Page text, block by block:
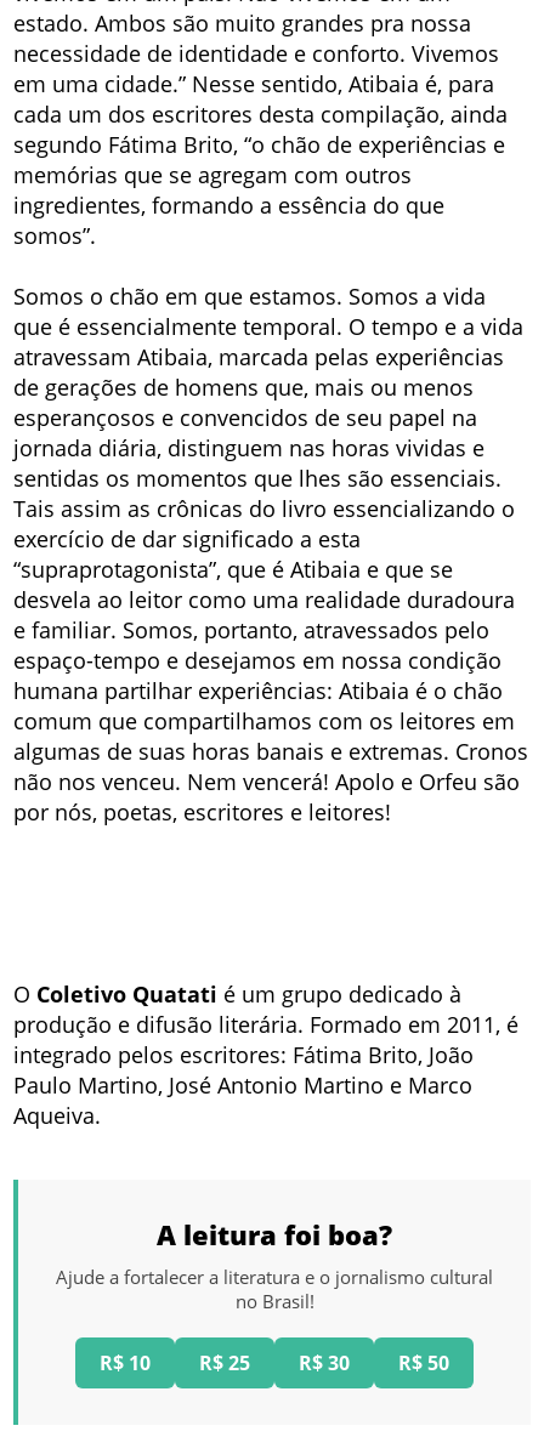
estado. Ambos são muito grandes pra nossa
necessidade de identidade e conforto. Vivemos
em uma cidade.” Nesse sentido, Atibaia é, para
cada um dos escritores desta compilação, ainda
segundo Fátima Brito, “o chão de experiências e
memórias que se agregam com outros
ingredientes, formando a essência do que
somos”.
Somos o chão em que estamos. Somos a vida
que é essencialmente temporal. O tempo e a vida
atravessam Atibaia, marcada pelas experiências
de gerações de homens que, mais ou menos
esperançosos e convencidos de seu papel na
jornada diária, distinguem nas horas vividas e
sentidas os momentos que lhes são essenciais.
Tais assim as crônicas do livro essencializando o
exercício de dar significado a esta
“supraprotagonista”, que é Atibaia e que se
desvela ao leitor como uma realidade duradoura
e familiar. Somos, portanto, atravessados pelo
espaço-tempo e desejamos em nossa condição
humana partilhar experiências: Atibaia é o chão
comum que compartilhamos com os leitores em
algumas de suas horas banais e extremas. Cronos
não nos venceu. Nem vencerá! Apolo e Orfeu são
por nós, poetas, escritores e leitores!
O Coletivo Quatati é um grupo dedicado à
produção e difusão literária. Formado em 2011, é
integrado pelos escritores: Fátima Brito, João
Paulo Martino, José Antonio Martino e Marco
Aqueiva.
A leitura foi boa?
Ajude a fortalecer a literatura e o jornalismo cultural
no Brasil!
R$ 10 R$ 25 R$ 30 R$ 50